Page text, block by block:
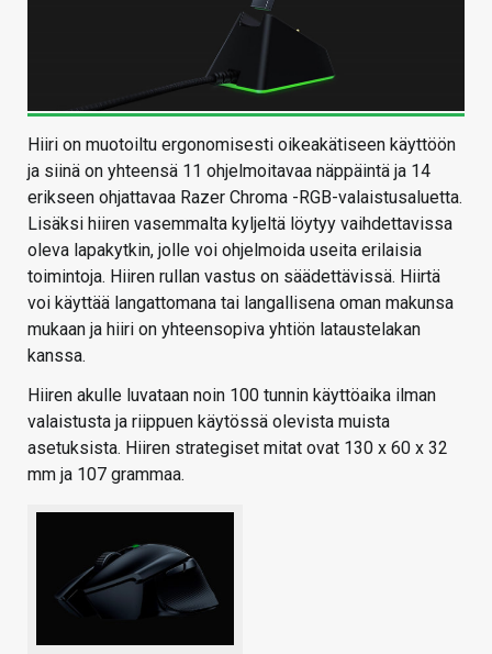
Hiiri on muotoiltu ergonomisesti oikeakätiseen käyttöön
ja siinä on yhteensä 11 ohjelmoitavaa näppäintä ja 14
erikseen ohjattavaa Razer Chroma -RGB-valaistusaluetta.
Lisäksi hiiren vasemmalta kyljeltä löytyy vaihdettavissa
oleva lapakytkin, jolle voi ohjelmoida useita erilaisia
toimintoja. Hiiren rullan vastus on säädettävissä. Hiirtä
voi käyttää langattomana tai langallisena oman makunsa
mukaan ja hiiri on yhteensopiva yhtiön lataustelakan
kanssa.
Hiiren akulle luvataan noin 100 tunnin käyttöaika ilman
valaistusta ja riippuen käytössä olevista muista
asetuksista. Hiiren strategiset mitat ovat 130 x 60 x 32
mm ja 107 grammaa.